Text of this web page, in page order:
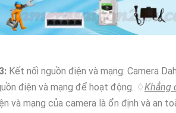
Kết nối nguồn điện và mạng: Camera
điện và mạng để hoạt động. ♢Khẳng
và mạng của camera là ổn định và an